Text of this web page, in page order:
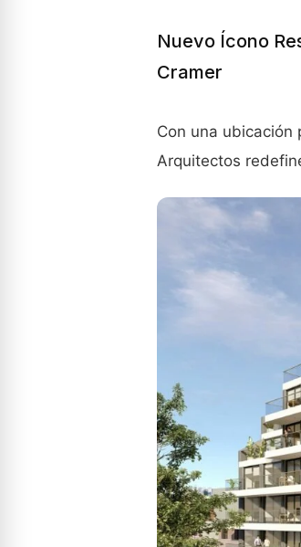
Nuevo Ícono
Cramer
Con una ubicación
Arquitectos